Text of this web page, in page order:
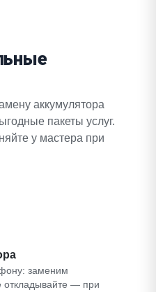
аккумулятора
пакеты услуг.
у мастера при
заменим
откладывайте — при